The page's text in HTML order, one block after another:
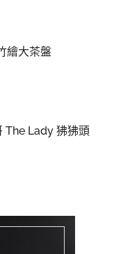
繪大茶盤
The Lady 狒狒頭